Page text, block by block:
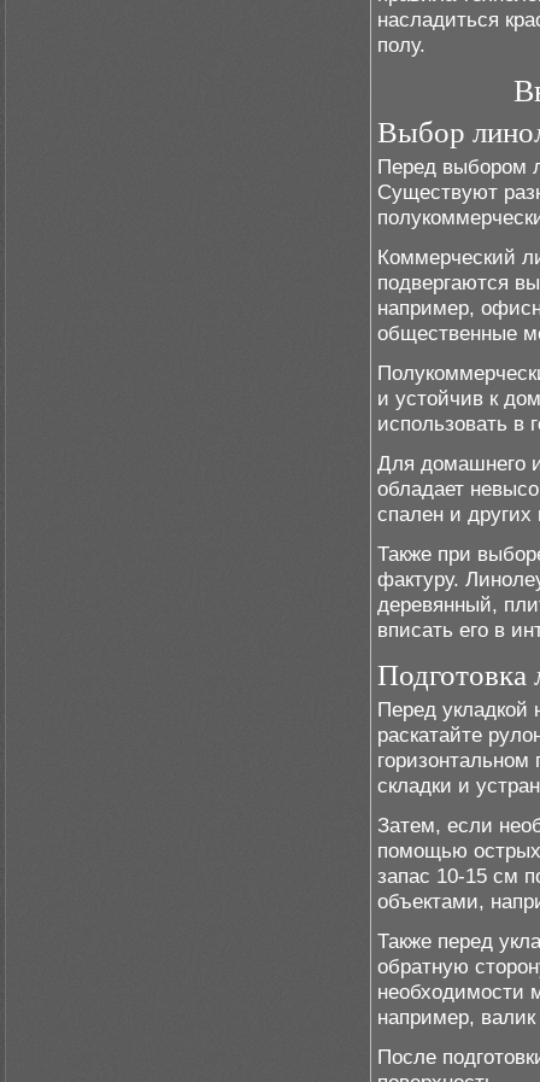
насладиться
полу.
Выбор
Перед выбором
Существуют
Коммерческий
подвергаются
например,
общественные
и устойчив к
использовать в
Для домашнего
обладает
спален и
Также при
фактуру.
деревянный,
вписать его в
Подготовка
Перед укладкой
раскатайте
горизонтальном
складки и
Затем, если
помощью
запас 10-15 см
объектами,
Также перед
обратную
необходимости
например,
После